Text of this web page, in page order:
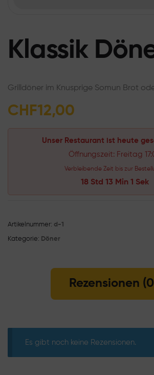
Klassik
Grilldöner im Knusprige Somun Brot
CHF12,00
Unser Restaurant ist heute
Öffnungszeit: Freitag
Verbleibende Zeit bis zur
18 Std 13 Min 0 Sek
Artikelnummer: d-1
Kategorie: Döner
Rezensionen
Es gibt noch keine Rezensionen.